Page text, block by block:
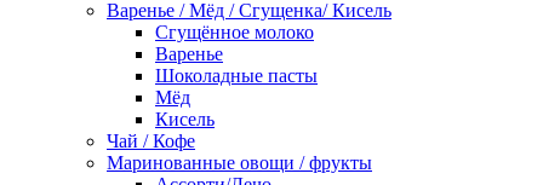
Варенье / Мёд / Сгущенка/ Кисель
Сгущённое молоко
Варенье
Шоколадные пасты
Мёд
Кисель
Чай / Кофе
Маринованные овощи / фрукты